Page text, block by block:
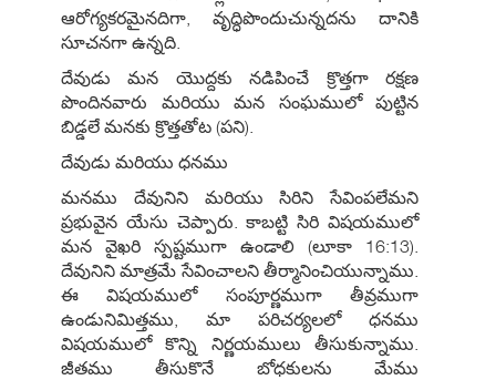
ఆరోగ్యకరమైనదిగా, వృద్ధిపొందుచున్నదను దానికి
సూచనగా ఉన్నది.
దేవుడు మన యొద్దకు నడిపించే క్రొత్తగా రక్షణ
పొందినవారు మరియు మన సంఘములో పుట్టిన
బిడ్డలే మనకు క్రొత్తతోట (పని).
దేవుడు మరియు ధనము
మనము దేవునిని మరియు సిరిని సేవింపలేమని
ప్రభువైన యేసు చెప్పారు. కాబట్టి సిరి విషయములో
మన వైఖరి స్పష్టముగా ఉండాలి (లూకా 16:13).
దేవునిని మాత్రమే సేవించాలని తీర్మానించియున్నాము.
ఈ విషయములో సంపూర్ణముగా తీవ్రముగా
ఉండునిమిత్తము, మా పరిచర్యలలో ధనము
విషయములో కొన్ని నిర్ణయములు తీసుకున్నాము.
జీతము తీసుకొనే బోధకులను మేము